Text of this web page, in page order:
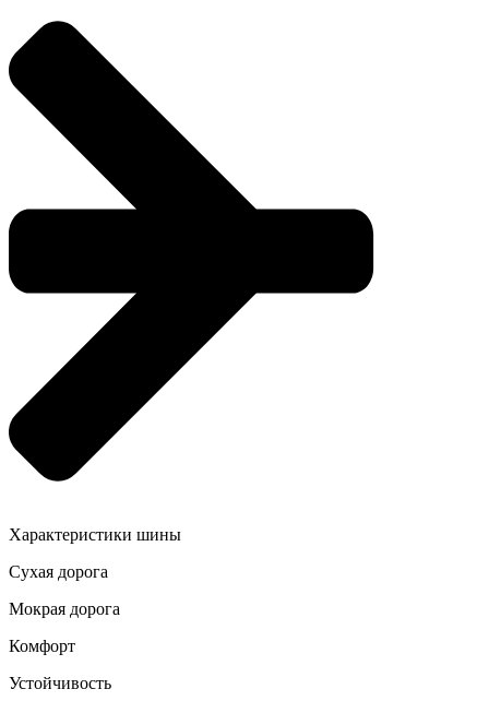
Характеристики шины
Сухая дорога
Мокрая дорога
Комфорт
Устойчивость